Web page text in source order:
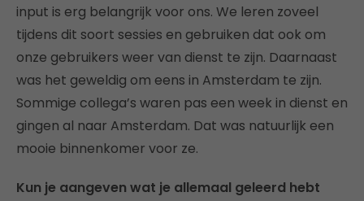
input is erg belangrijk voor ons. We leren zoveel
tijdens dit soort sessies en gebruiken dat ook om
onze gebruikers weer van dienst te zijn. Daarnaast
was het geweldig om eens in Amsterdam te zijn.
Sommige collega’s waren pas een week in dienst en
gingen al naar Amsterdam. Dat was natuurlijk een
mooie binnenkomer voor ze.
Kun je aangeven wat je allemaal geleerd hebt